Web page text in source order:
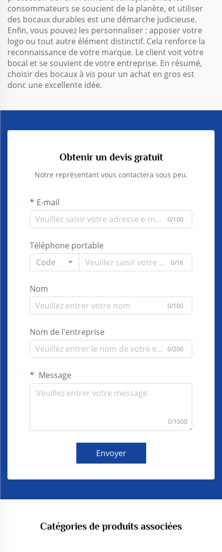
consommateurs se soucient de la planète, et utiliser
des bocaux durables est une démarche judicieuse.
Enfin, vous pouvez les personnaliser : apposer votre
logo ou tout autre élément distinctif. Cela renforce la
reconnaissance de votre marque. Le client voit votre
bocal et se souvient de votre entreprise. En résumé,
choisir des bocaux à vis pour un achat en gros est
donc une excellente idée.
Obtenir un devis gratuit
Notre représentant vous contactera sous peu.
E-mail
0/100
Téléphone portable
Code
0/16
Nom
0/100
Nom de l'entreprise
0/200
Message
0/1000
Envoyer
Catégories de produits associées